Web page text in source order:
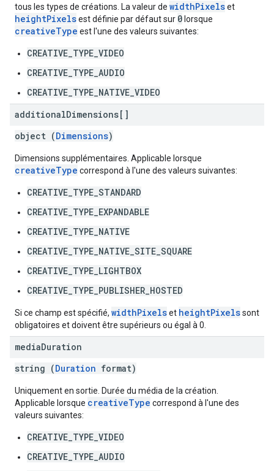
tous les types de créations. La valeur de widthPixelset
heightPixelsest définie par défaut sur 0 lorsque
creativeType est l'une des valeurs suivantes:
CREATIVE_TYPE_VIDEO
CREATIVE_TYPE_AUDIO
CREATIVE_TYPE_NATIVE_VIDEO
additionalDimensions[]
object (Dimensions)
Dimensions supplémentaires. Applicable lorsque
creativeType correspond à l'une des valeurs suivantes:
CREATIVE_TYPE_STANDARD
CREATIVE_TYPE_EXPANDABLE
CREATIVE_TYPE_NATIVE
CREATIVE_TYPE_NATIVE_SITE_SQUARE
CREATIVE_TYPE_LIGHTBOX
CREATIVE_TYPE_PUBLISHER_HOSTED
Si ce champ est spécifié, widthPixelset heightPixelssont
obligatoires et doivent être supérieurs ou égal à 0.
mediaDuration
string (Duration format)
Uniquement en sortie. Durée du média de la création.
Applicable lorsque creativeType correspond à l'une des
valeurs suivantes:
CREATIVE_TYPE_VIDEO
CREATIVE_TYPE_AUDIO